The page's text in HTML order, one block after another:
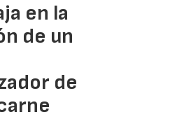
en la
de un
de